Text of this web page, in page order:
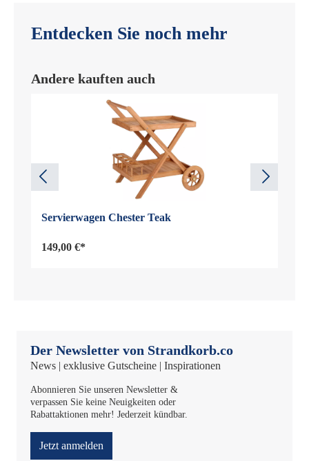
Entdecken Sie noch mehr
Andere kauften auch
Servierwagen Chester Teak
149,00 €*
Der Newsletter von Strandkorb.co
News | exklusive Gutscheine | Inspirationen
Abonnieren Sie unseren Newsletter &
verpassen Sie keine Neuigkeiten oder
Rabattaktionen mehr! Jederzeit kündbar.
Jetzt anmelden